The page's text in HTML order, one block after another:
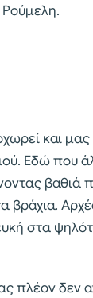
Ρούμελη.
και μας
Εδώ που
βαθιά
βράχια.
στα
πλέον δεν